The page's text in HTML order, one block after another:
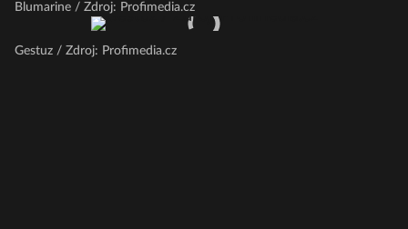
Blumarine / Zdroj: Profimedia.cz
Gestuz / Zdroj: Profimedia.cz